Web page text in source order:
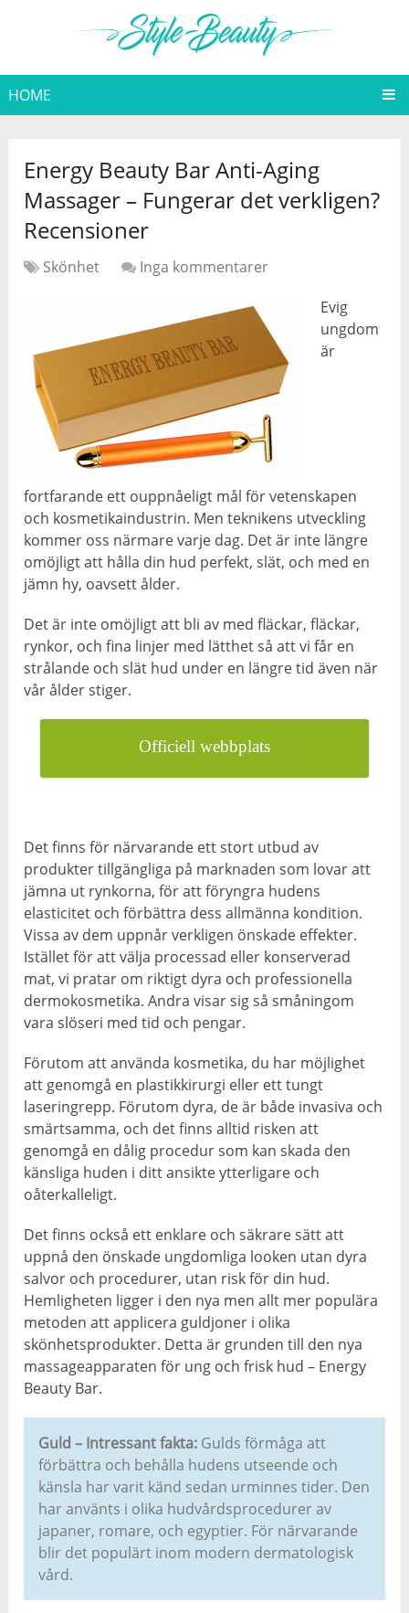
HOME
Energy Beauty Bar Anti-Aging
Massager – Fungerar det verkligen?
Recensioner
Skönhet
Inga kommentarer
Evig
ungdom
är
fortfarande ett ouppnåeligt mål för vetenskapen
och kosmetikaindustrin. Men teknikens utveckling
kommer oss närmare varje dag. Det är inte längre
omöjligt att hålla din hud perfekt, slät, och med en
jämn hy, oavsett ålder.
Det är inte omöjligt att bli av med fläckar, fläckar,
rynkor, och fina linjer med lätthet så att vi får en
strålande och slät hud under en längre tid även när
vår ålder stiger.
Officiell webbplats
Det finns för närvarande ett stort utbud av
produkter tillgängliga på marknaden som lovar att
jämna ut rynkorna, för att föryngra hudens
elasticitet och förbättra dess allmänna kondition.
Vissa av dem uppnår verkligen önskade effekter.
Istället för att välja processad eller konserverad
mat, vi pratar om riktigt dyra och professionella
dermokosmetika. Andra visar sig så småningom
vara slöseri med tid och pengar.
Förutom att använda kosmetika, du har möjlighet
att genomgå en plastikkirurgi eller ett tungt
laseringrepp. Förutom dyra, de är både invasiva och
smärtsamma, och det finns alltid risken att
genomgå en dålig procedur som kan skada den
känsliga huden i ditt ansikte ytterligare och
oåterkalleligt.
Det finns också ett enklare och säkrare sätt att
uppnå den önskade ungdomliga looken utan dyra
salvor och procedurer, utan risk för din hud.
Hemligheten ligger i den nya men allt mer populära
metoden att applicera guldjoner i olika
skönhetsprodukter. Detta är grunden till den nya
massageapparaten för ung och frisk hud – Energy
Beauty Bar.
Guld – Intressant fakta: Gulds förmåga att
förbättra och behålla hudens utseende och
känsla har varit känd sedan urminnes tider. Den
har använts i olika hudvårdsprocedurer av
japaner, romare, och egyptier. För närvarande
blir det populärt inom modern dermatologisk
vård.